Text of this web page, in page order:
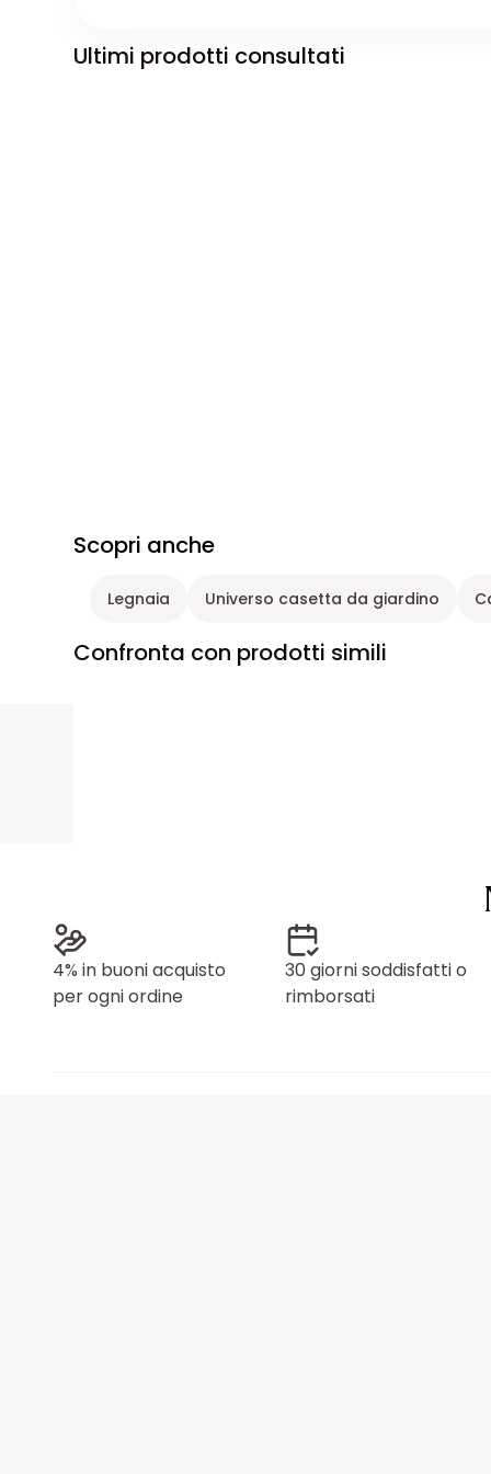
Ultimi prodotti consultati
Scopri anche
Legnaia Universo casetta da giardino
Confronta con prodotti simili
4% in buoni acquisto
per ogni ordine
30 giorni soddisfatti o
rimborsati